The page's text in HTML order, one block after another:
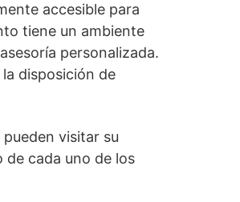
accesible para
tiene un ambiente
personalizada.
disposición de
visitar su
de cada uno de los